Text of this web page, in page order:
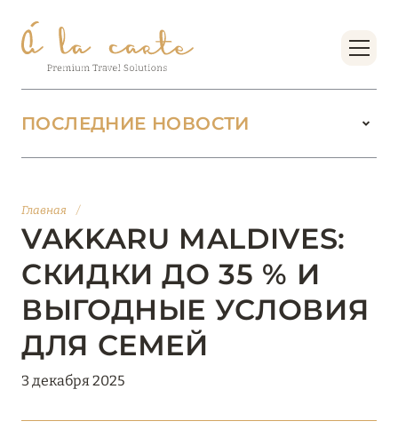
Главная /
VAKKARU MALDIVES:
СКИДКИ ДО 35 % И
ВЫГОДНЫЕ УСЛОВИЯ
ДЛЯ СЕМЕЙ
3 декабря 2025
ПОСЛЕДНИЕ НОВОСТИ
БУТИК-КУРОРТЫ МАЛЬДИВСКИХ ОСТРОВОВ
01 июня 2026
JUMEIRAH OLHAHALI ISLAND MALDIVES: ВАШ
ОАЗИС ТЕПЛА И ИЗЫСКАННОСТИ